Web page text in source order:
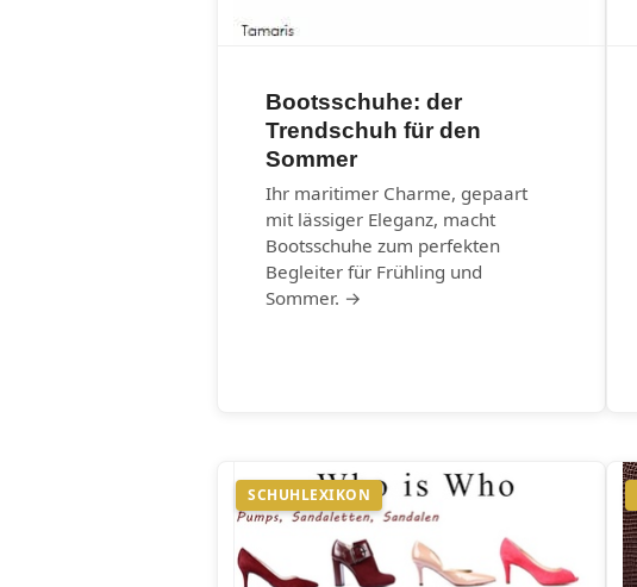
Bootsschuhe: der
Trendschuh für den
Sommer
Ihr maritimer Charme, gepaart
mit lässiger Eleganz, macht
Bootsschuhe zum perfekten
Begleiter für Frühling und
Sommer. →
SCHUHLEXIKON